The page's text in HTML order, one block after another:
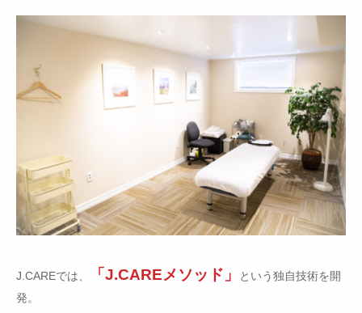
J.CAREでは、 「J.CAREメソッド」
という独自技術を開
発。